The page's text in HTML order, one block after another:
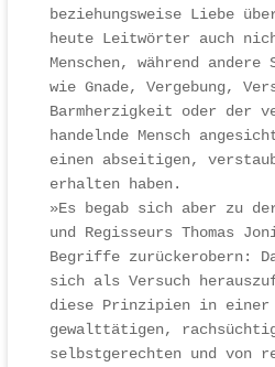
beziehungsweise Liebe
heute Leitwörter auch
Menschen, während
wie Gnade, Vergebung,
Barmherzigkeit oder der
handelnde Mensch
einen abseitigen,
erhalten haben.
»Es begab sich aber zu
und Regisseurs Thomas
Begriffe zurückerobern:
sich als Versuch
diese Prinzipien in einer
gewalttätigen,
selbstgerechten und von